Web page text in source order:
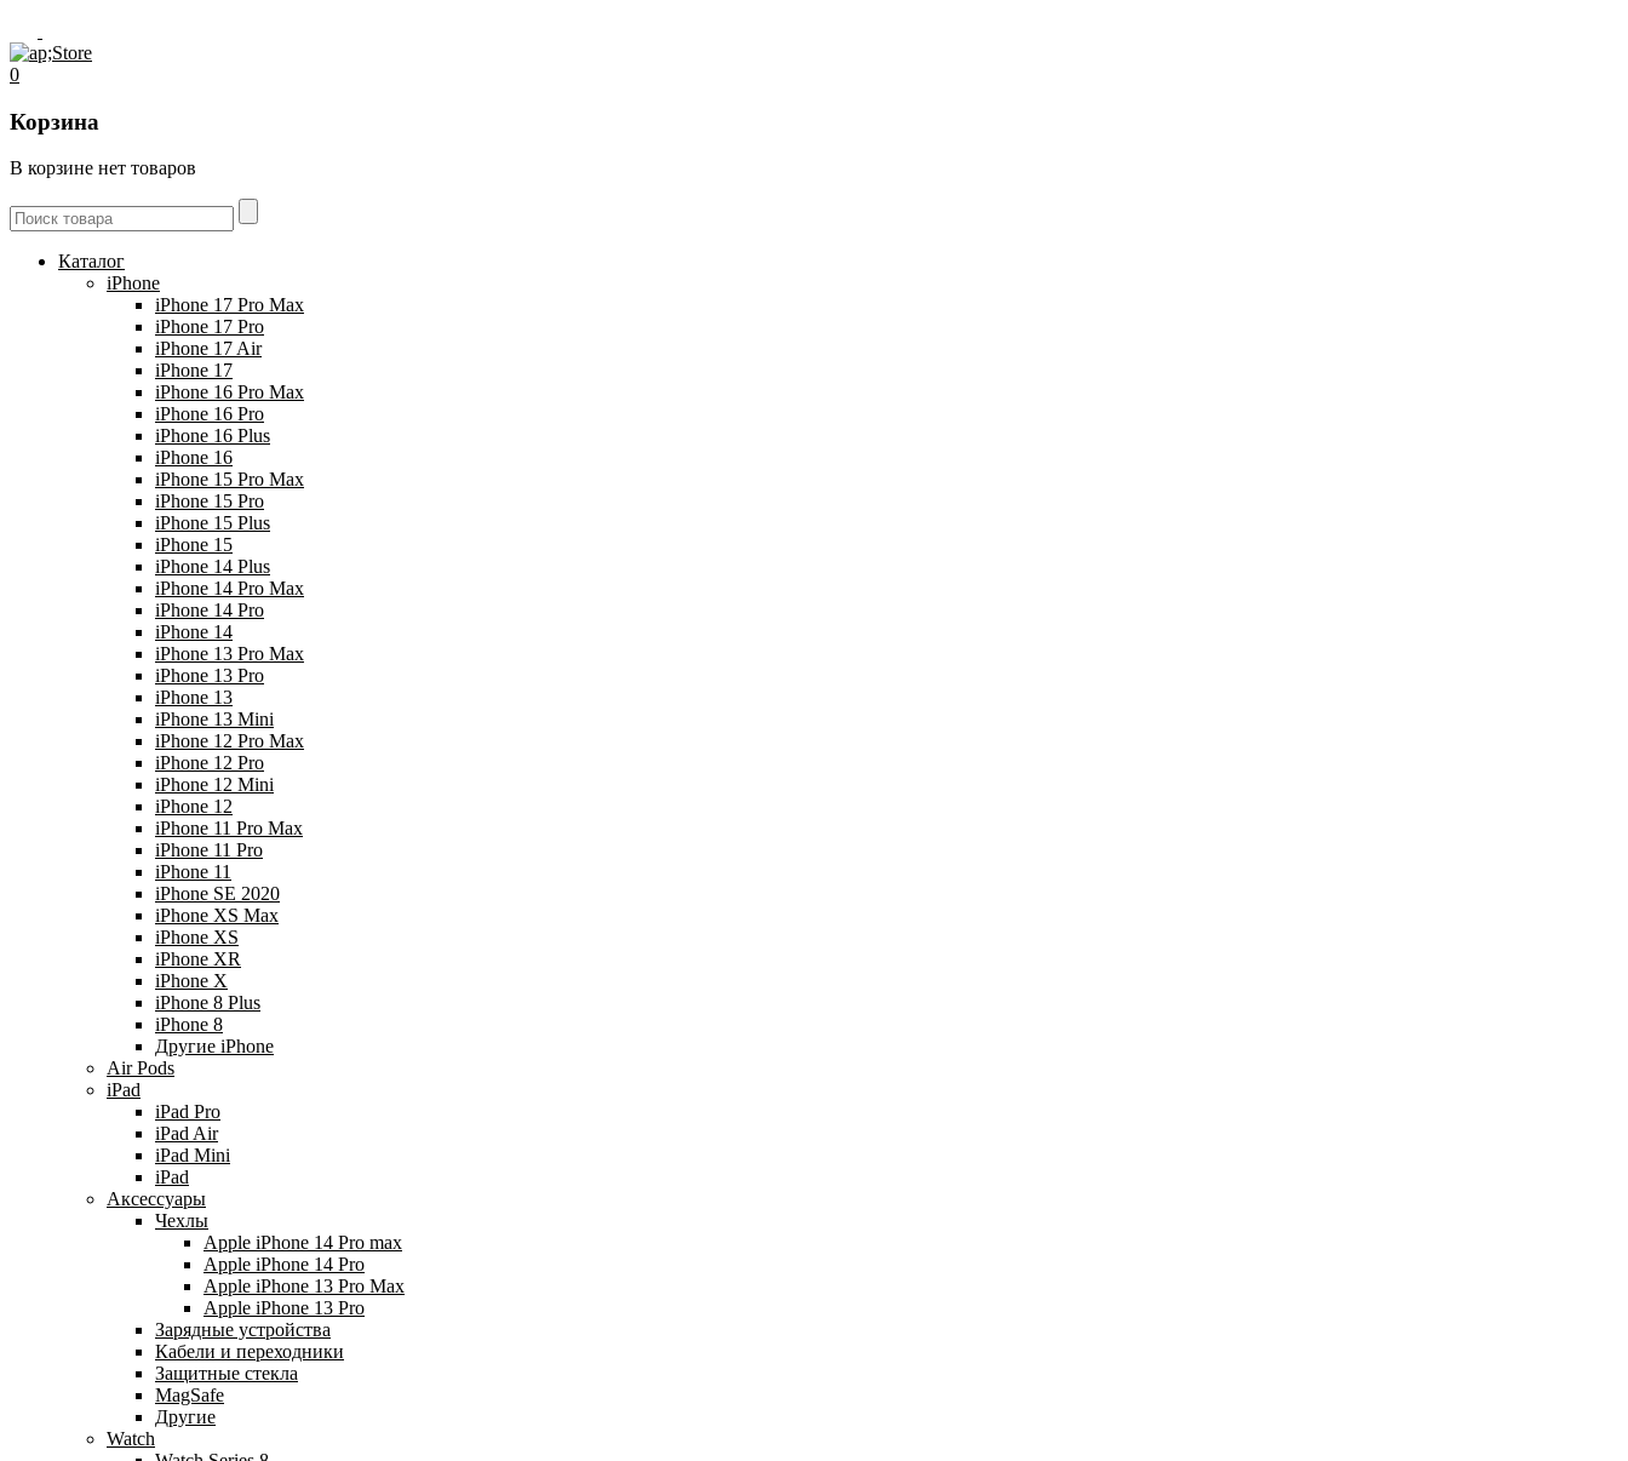
0
Корзина
В корзине нет товаров
Каталог
iPhone
iPhone 17 Pro Max
iPhone 17 Pro
iPhone 17 Air
iPhone 17
iPhone 16 Pro Max
iPhone 16 Pro
iPhone 16 Plus
iPhone 16
iPhone 15 Pro Max
iPhone 15 Pro
iPhone 15 Plus
iPhone 15
iPhone 14 Plus
iPhone 14 Pro Max
iPhone 14 Pro
iPhone 14
iPhone 13 Pro Max
iPhone 13 Pro
iPhone 13
iPhone 13 Mini
iPhone 12 Pro Max
iPhone 12 Pro
iPhone 12 Mini
iPhone 12
iPhone 11 Pro Max
iPhone 11 Pro
iPhone 11
iPhone SE 2020
iPhone XS Max
iPhone XS
iPhone XR
iPhone X
iPhone 8 Plus
iPhone 8
Другие iPhone
Air Pods
iPad
iPad Pro
iPad Air
iPad Mini
iPаd
Аксессуары
Чехлы
Apple iPhone 14 Pro max
Apple iPhone 14 Pro
Apple iPhone 13 Pro Max
Apple iPhone 13 Pro
Зарядные устройства
Кабели и переходники
Защитные стекла
MagSafe
Другие
Watch